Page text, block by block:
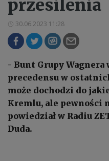
przesilenia
30.06.2023 11:28
- Bunt Grupy
precedensu w
może dochodzi do
Kremlu, ale pewności
powiedział w Radiu
Duda.